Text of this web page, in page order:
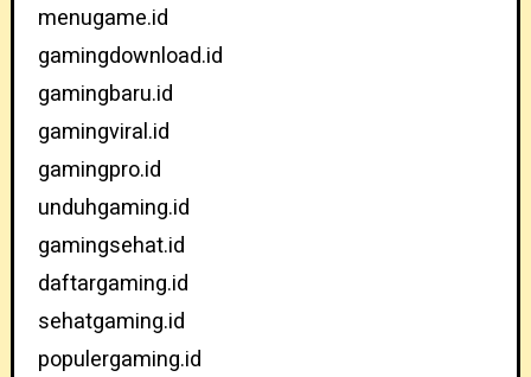
menugame.id
gamingdownload.id
gamingbaru.id
gamingviral.id
gamingpro.id
unduhgaming.id
gamingsehat.id
daftargaming.id
sehatgaming.id
populergaming.id